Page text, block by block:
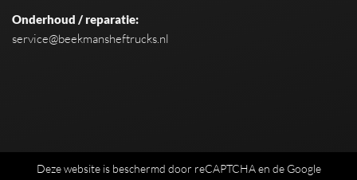
Onderhoud / reparatie:
service@beekmansheftrucks.nl
Deze website is beschermd door reCAPTCHA en de Google